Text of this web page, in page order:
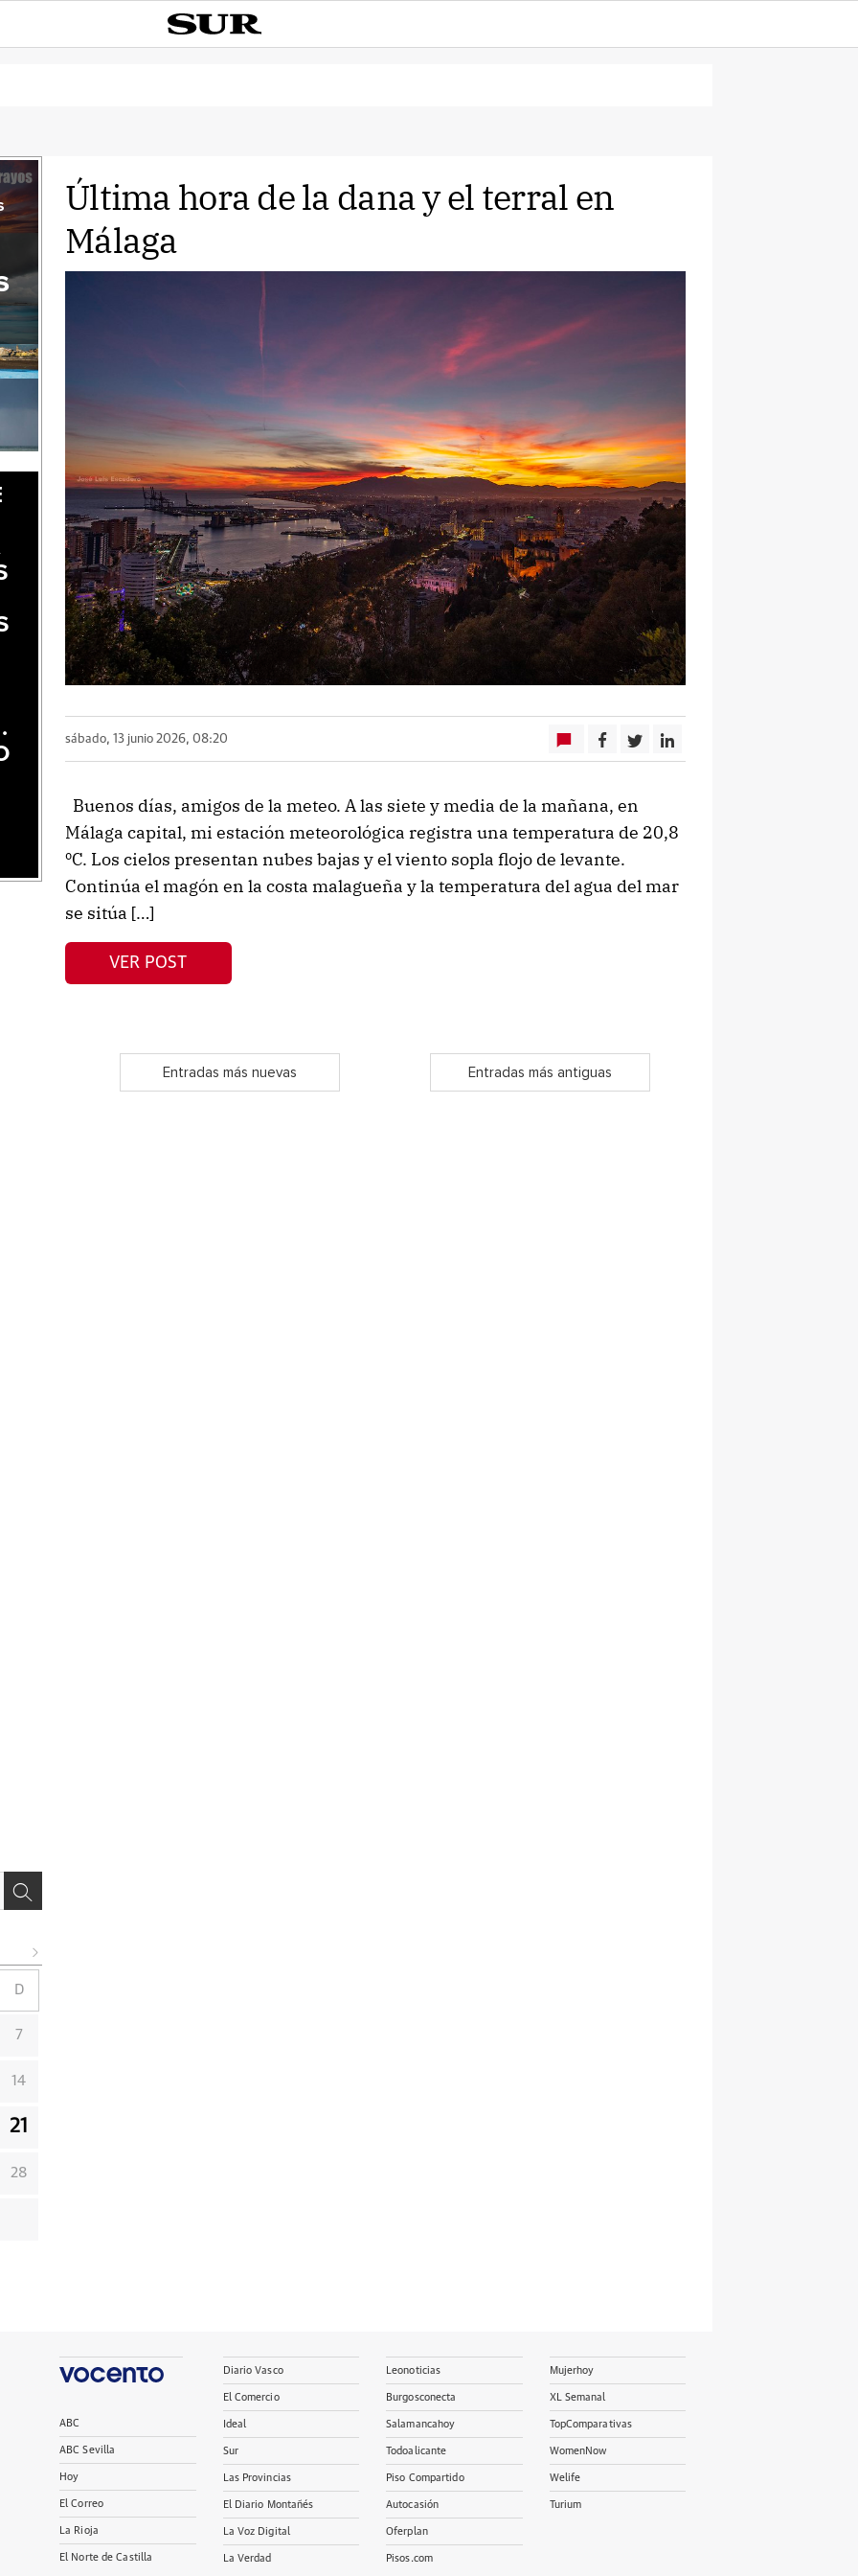
Última hora de la dana y el terral en
Málaga
sábado, 13 junio 2026, 08:20
Buenos días, amigos de la meteo. A las siete y media de la mañana, en
Málaga capital, mi estación meteorológica registra una temperatura de 20,8
ºC. Los cielos presentan nubes bajas y el viento sopla flojo de levante.
Continúa el magón en la costa malagueña y la temperatura del agua del mar
se sitúa […]
VER POST
Entradas más nuevas Entradas más antiguas
D
7
14
21
28
ABC
ABC Sevilla
Hoy
El Correo
La Rioja
El Norte de Castilla
Diario Vasco
El Comercio
Ideal
Sur
Las Provincias
El Diario Montañés
La Voz Digital
La Verdad
Leonoticias
Burgosconecta
Salamancahoy
Todoalicante
Piso Compartido
Autocasión
Oferplan
Pisos.com
Mujerhoy
XL Semanal
TopComparativas
WomenNow
Welife
Turium